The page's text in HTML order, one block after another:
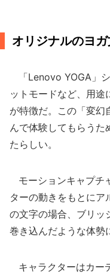
オリジナルのヨ
「Lenovo YOGA」
ットモードなど、用
が特徴だ。この「変幻
んで体験してもらうた
たらしい。
モーションキャプチ
ターの動きをもとにア
の文字の場合、ブリッ
巻き込んだような体勢
キャラクターはカー